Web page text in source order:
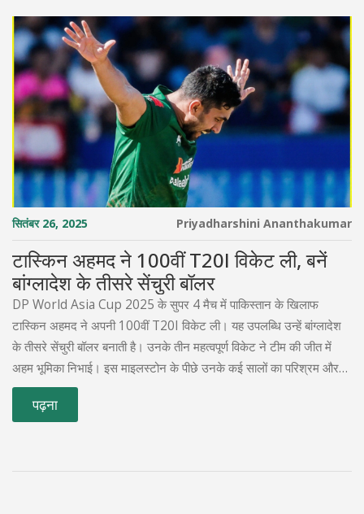
सितंबर 26, 2025 Priyadharshini Ananthakumar
टास्किन अहमद ने 100वीं T20I विकेट ली, बनें
बांग्लादेश के तीसरे सेंचुरी बॉलर
DP World Asia Cup 2025 के सुपर 4 मैच में पाकिस्तान के खिलाफ
टास्किन अहमद ने अपनी 100वीं T20I विकेट ली। यह उपलब्धि उन्हें बांग्लादेश
के तीसरे सेंचुरी बॉलर बनाती है। उनके तीन महत्वपूर्ण विकेट ने टीम की जीत में
अहम भूमिका निभाई। इस माइलस्टोन के पीछे उनके कई सालों का परिश्रम और
विविध बॉलिंग तकनीक है।
पढ़ना